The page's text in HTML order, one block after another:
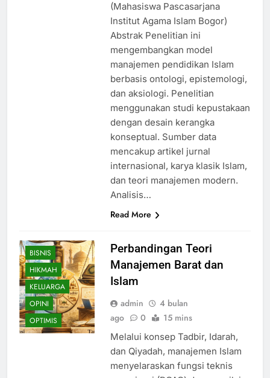
(Mahasiswa Pascasarjana
Institut Agama Islam Bogor)
Abstrak Penelitian ini
mengembangkan model
manajemen pendidikan Islam
berbasis ontologi, epistemologi,
dan aksiologi. Penelitian
menggunakan studi kepustakaan
dengan desain kerangka
konseptual. Sumber data
mencakup artikel jurnal
internasional, karya klasik Islam,
dan teori manajemen modern.
Analisis…
Read More
BISNIS
HIKMAH
KELUARGA
OPINI
OPTIMIS
Perbandingan Teori
Manajemen Barat dan
Islam
admin
4 bulan
ago
0 15 mins
Melalui konsep Tadbir, Idarah,
dan Qiyadah, manajemen Islam
menyelaraskan fungsi teknis